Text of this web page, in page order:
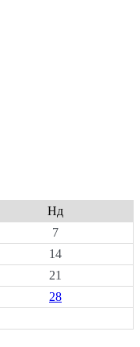
Нд
7
14
21
28